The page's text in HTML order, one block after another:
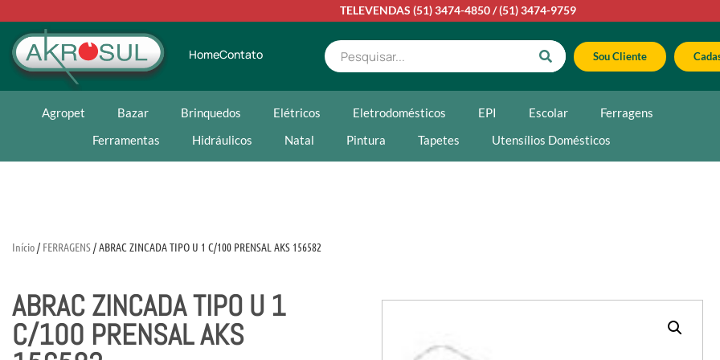
TELEVENDAS (51) 3474-4850/(51) 3474-9759
HomeContato Sou Cliente
Agropet Bazar Brinquedos Elétricos Eletrodomésticos EPI Escolar
Ferragens
Ferramentas
Hidráulicos Natal Pintura Tapetes Utensílios Domésticos
Início/ FERRAGENS/ ABRAC ZINCADA TIPO U 1 C/100 PRENSAL AKS 156582
ABRAC ZINCADA TIPO U 1
C/100 PRENSAL AKS